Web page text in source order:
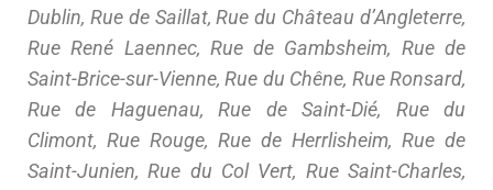
Dublin, Rue de Saillat, Rue du Château d’Angleterre,
Rue René Laennec, Rue de Gambsheim, Rue de
Saint-Brice-sur-Vienne, Rue du Chêne, Rue Ronsard,
Rue de Haguenau, Rue de Saint-Dié, Rue du
Climont, Rue Rouge, Rue de Herrlisheim, Rue de
Saint-Junien, Rue du Col Vert, Rue Saint-Charles,